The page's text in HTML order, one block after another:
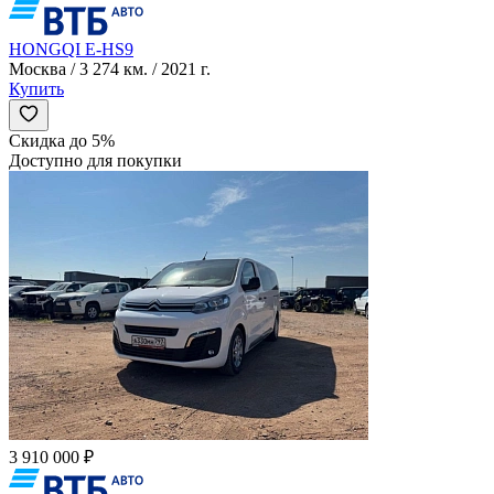
HONGQI E-HS9
Москва / 3 274 км. / 2021 г.
Купить
Скидка до 5%
Доступно для покупки
3 910 000 ₽